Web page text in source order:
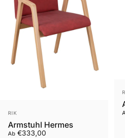
Anbieter:
RIK
Armstuhl Hermes
Ab €333,00